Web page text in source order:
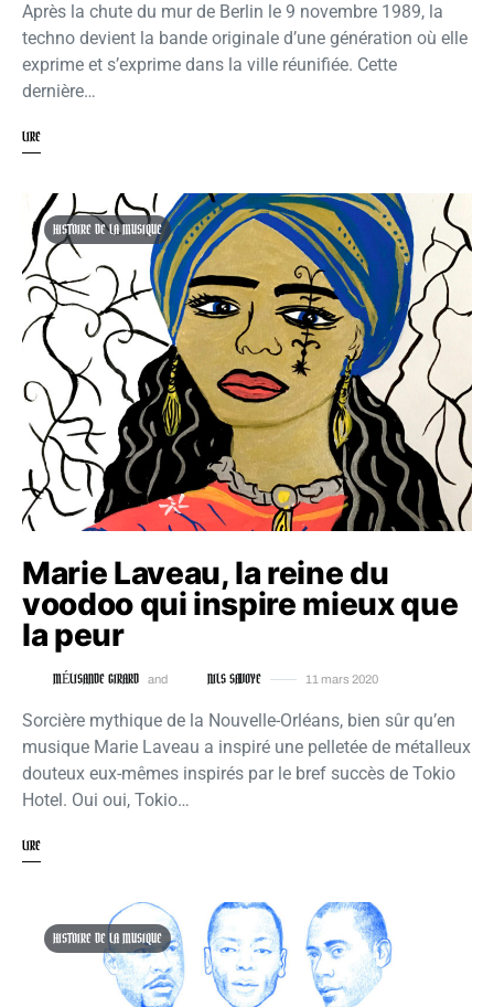
Après la chute du mur de Berlin le 9 novembre 1989, la
techno devient la bande originale d’une génération où elle
exprime et s’exprime dans la ville réunifiée. Cette
dernière…
LIRE
HISTOIRE DE LA MUSIQUE
Marie Laveau, la reine du
voodoo qui inspire mieux que
la peur
MÉLISANDE GIRARD and NILS SAVOYE 11 mars 2020
Sorcière mythique de la Nouvelle-Orléans, bien sûr qu’en
musique Marie Laveau a inspiré une pelletée de métalleux
douteux eux-mêmes inspirés par le bref succès de Tokio
Hotel. Oui oui, Tokio…
LIRE
HISTOIRE DE LA MUSIQUE